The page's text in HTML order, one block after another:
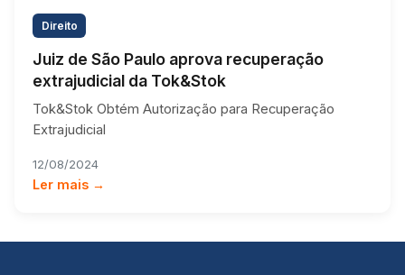
Direito
Juiz de São Paulo aprova recuperação
extrajudicial da Tok&Stok
Tok&Stok Obtém Autorização para Recuperação
Extrajudicial
12/08/2024
Ler mais →